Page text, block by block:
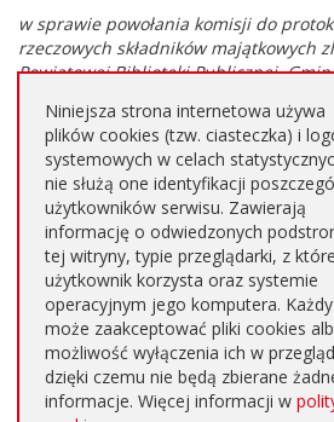
w sprawie powołania komisji do
rzeczowych składników majątkowych
Powiatowej Biblioteki Publicznej,
0,044
MB
PDF
Informacje
METRYKA STRONY
REJESTR ZMIAN STRONY
Niniejsza strona internetowa używa
plików cookies (tzw. ciasteczka) i
systemowych w celach
nie służą one identyfikacji
użytkowników serwisu. Zawierają
informację o odwiedzonych
tej witryny, typie przeglądarki, z
użytkownik korzysta oraz systemie
operacyjnym jego komputera. Każdy
może zaakceptować pliki cookies
możliwość wyłączenia ich w
dzięki czemu nie będą zbierane
informacje. Więcej informacji w